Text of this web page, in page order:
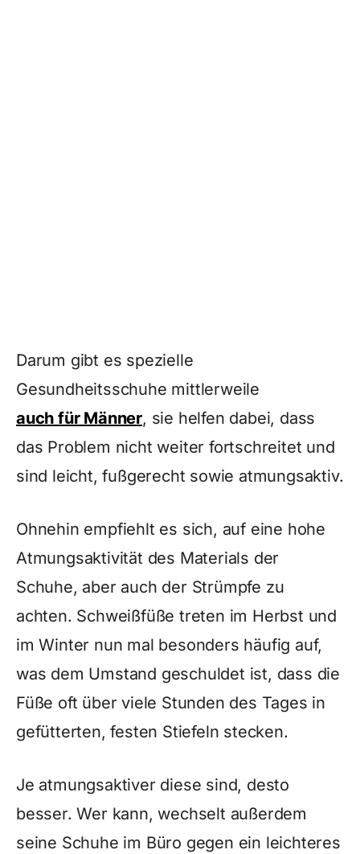
Darum gibt es spezielle
Gesundheitsschuhe mittlerweile
auch für Männer, sie helfen dabei, dass
das Problem nicht weiter fortschreitet und
sind leicht, fußgerecht sowie atmungsaktiv.
Ohnehin empfiehlt es sich, auf eine hohe
Atmungsaktivität des Materials der
Schuhe, aber auch der Strümpfe zu
achten. Schweißfüße treten im Herbst und
im Winter nun mal besonders häufig auf,
was dem Umstand geschuldet ist, dass die
Füße oft über viele Stunden des Tages in
gefütterten, festen Stiefeln stecken.
Je atmungsaktiver diese sind, desto
besser. Wer kann, wechselt außerdem
seine Schuhe im Büro gegen ein leichteres